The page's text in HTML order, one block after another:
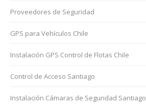
Proveedores de Seguridad
GPS para Vehículos Chile
Instalación GPS Control de Flotas Chile
Control de Acceso Santiago
Instalación Cámaras de Seguridad Santiago